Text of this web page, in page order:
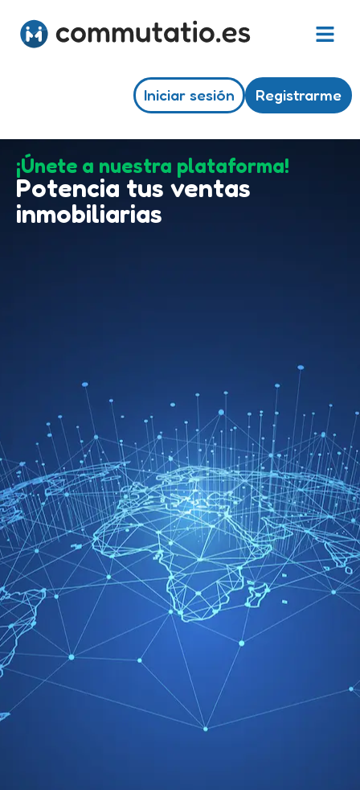
Registrarme
Iniciar sesión
¡Únete a nuestra plataforma!
Potencia tus ventas
inmobiliarias